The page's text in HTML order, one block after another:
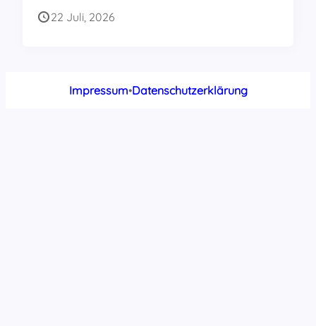
22 Juli, 2026
Impressum•Datenschutzerklärung